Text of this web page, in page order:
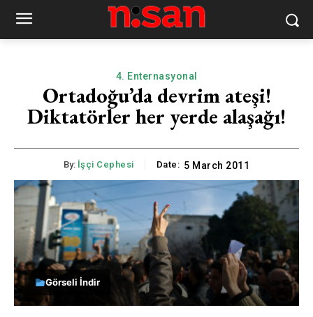
4. Enternasyonal
Ortadoğu’da devrim ateşi!
Diktatörler her yerde alaşağı!
By: İşçi Cephesi Date: 5 March 2011
Görseli İndir